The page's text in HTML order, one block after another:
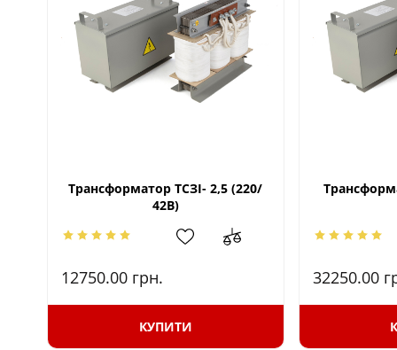
Трансформатор ТСЗІ- 2,5 (220/
42В)
12750.00 грн.
КУПИТИ
32250.00